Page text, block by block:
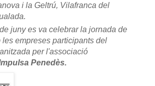
i la Geltrú, Vilafranca del
juny es va celebrar la jornada de
les empreses participants del
per l'associació
Penedès.